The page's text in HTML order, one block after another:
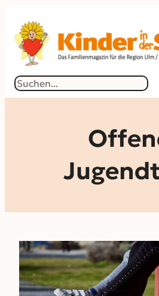
Inhalt
springen
Suchen